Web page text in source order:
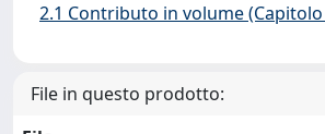
2.1 Contributo in volume
File in questo prodotto: